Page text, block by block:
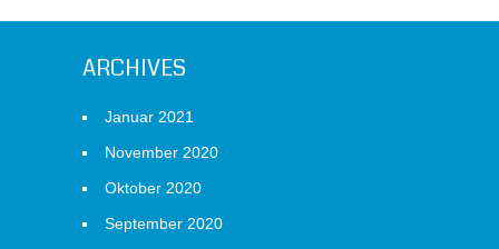
ARCHIVES
Januar 2021
November 2020
Oktober 2020
September 2020